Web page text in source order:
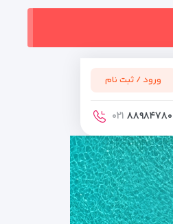
ورود / ثبت نام
۸۸۹۸۴۷۸۰ ۰۲۱